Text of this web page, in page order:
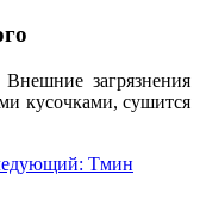
загрязнения
кусочками, сушится
Тмин